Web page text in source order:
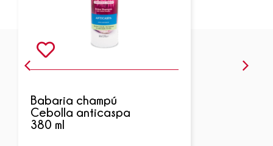
Babaria champú
Cebolla anticaspa
380 ml